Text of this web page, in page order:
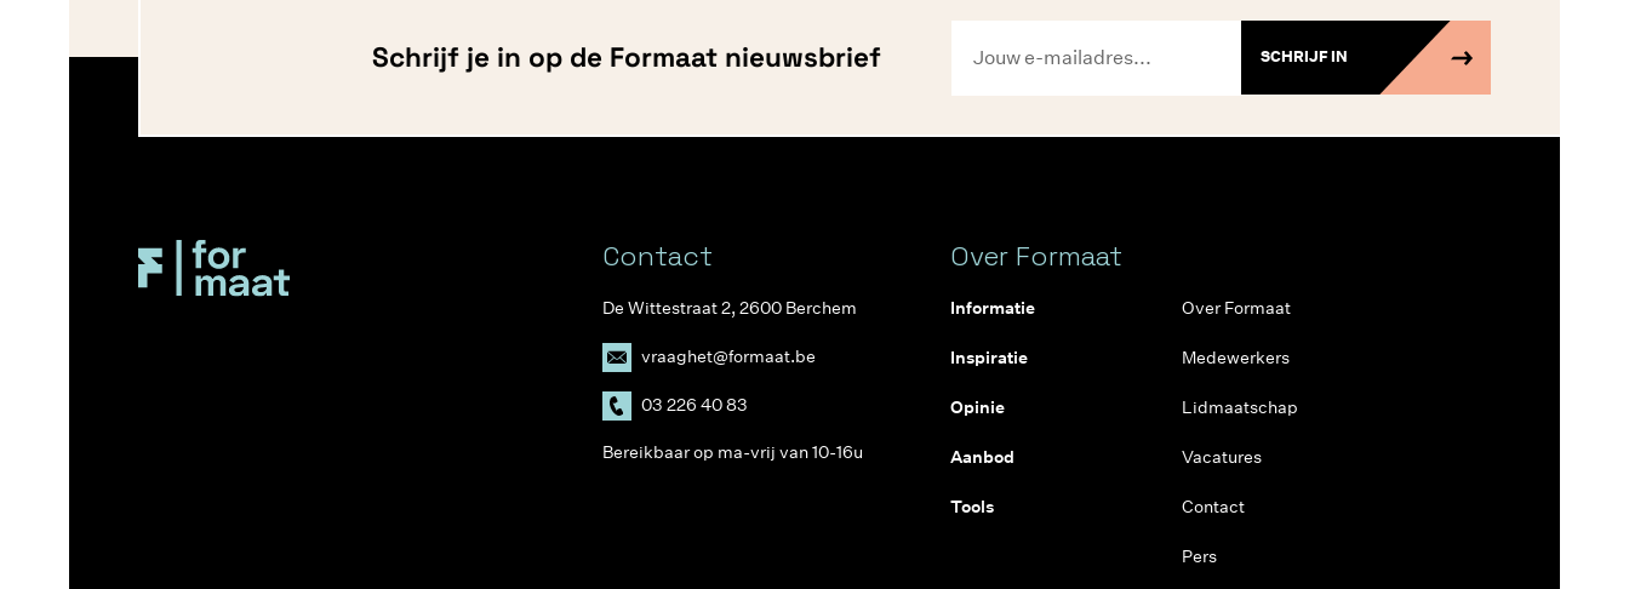
Schrijf je in op de Formaat nieuwsbrief SCHRIJF IN
Contact
De Wittestraat 2, 2600 Berchem
vraaghet@formaat.be
03 226 40 83
Bereikbaar op ma-vrij van 10-16u
Over Formaat
Informatie
Inspiratie
Opinie
Aanbod
Tools
Over Formaat
Medewerkers
Lidmaatschap
Vacatures
Contact
Pers